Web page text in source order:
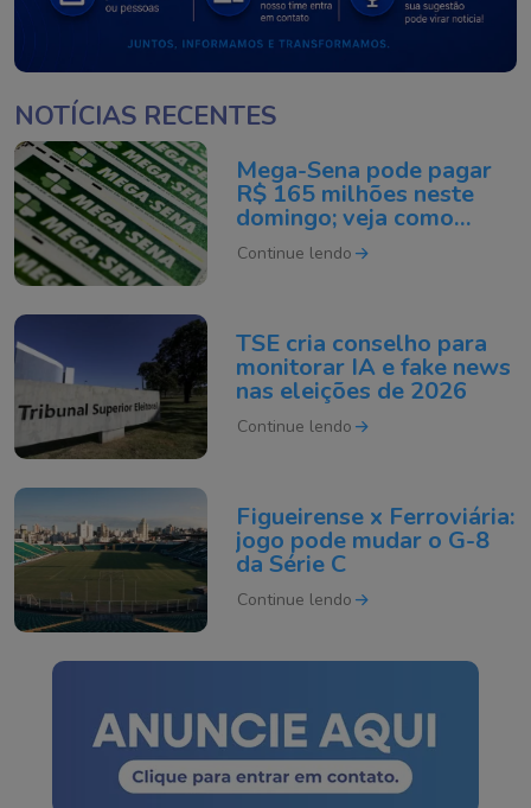
NOTÍCIAS RECENTES
Mega-Sena pode pagar
R$ 165 milhões neste
domingo; veja como
apostar
Continue lendo
TSE cria conselho para
monitorar IA e fake news
nas eleições de 2026
Continue lendo
Figueirense x Ferroviária:
jogo pode mudar o G-8
da Série C
Continue lendo